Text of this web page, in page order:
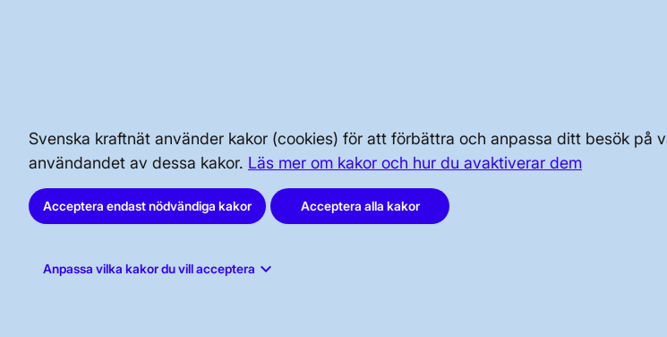
Svenska kraftnät använder kakor (cookies) för att förbättra och anpassa ditt besök
användandet av dessa kakor. Läs mer om kakor och hur du avaktiverar dem
Acceptera endast nödvändiga kakor Acceptera alla kakor
Anpassa vilka kakor du vill acceptera keyboard_arrow_down
AKTÖRSPORTALEN PRESS OCH NYHETER